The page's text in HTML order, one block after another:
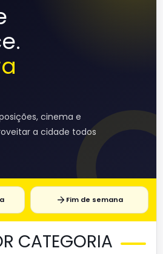
cinema e
a cidade todos
Fim de semana
CATEGORIA